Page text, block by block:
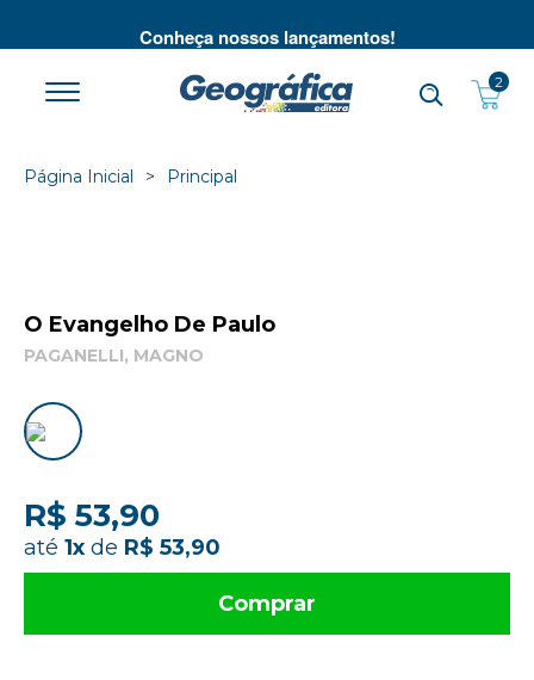
Conheça nossos lançamentos!
2
Página Inicial Principal
O Evangelho De Paulo
PAGANELLI, MAGNO
R$ 53,90
até 1x de R$ 53,90
Comprar